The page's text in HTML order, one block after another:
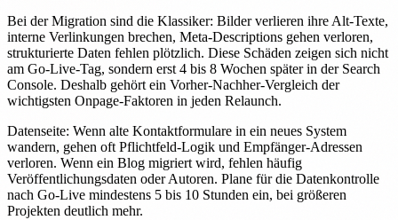
Bei der Migration sind die Klassiker: Bilder verlieren ihre Alt-Texte,
interne Verlinkungen brechen, Meta-Descriptions gehen verloren,
strukturierte Daten fehlen plötzlich. Diese Schäden zeigen sich nicht
am Go-Live-Tag, sondern erst 4 bis 8 Wochen später in der Search
Console. Deshalb gehört ein Vorher-Nachher-Vergleich der
wichtigsten Onpage-Faktoren in jeden Relaunch.
Datenseite: Wenn alte Kontaktformulare in ein neues System
wandern, gehen oft Pflichtfeld-Logik und Empfänger-Adressen
verloren. Wenn ein Blog migriert wird, fehlen häufig
Veröffentlichungsdaten oder Autoren. Plane für die Datenkontrolle
nach Go-Live mindestens 5 bis 10 Stunden ein, bei größeren
Projekten deutlich mehr.